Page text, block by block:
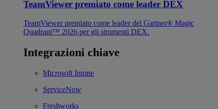
TeamViewer premiato come leader DEX
TeamViewer premiato come leader del Gartner® Magic
Quadrant™ 2026 per gli strumenti DEX.
Integrazioni chiave
Microsoft Intune
ServiceNow
Freshworks